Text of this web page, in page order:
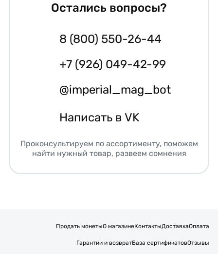
Остались вопросы?
8 (800) 550-26-44
+7 (926) 049-42-99
@imperial_mag_bot
Написать в VK
Проконсультируем по ассортименту, поможем
найти нужный товар, развеем сомнения
Продать монетыО магазинеКонтактыДоставкаОплата
Гарантии и возвратБаза сертификатовОтзывы